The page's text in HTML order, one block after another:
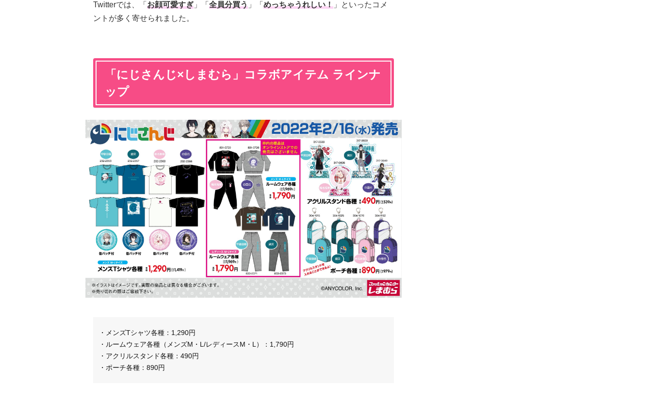
Twitterでは、「 お顔可愛すぎ 」「 全員分買う 」「 めっちゃうれしい！ 」といったコメ
ントが多く寄せられました。
「にじさんじ×しまむら」コラボアイテム ラインナ
ップ
・メンズTシャツ各種：1,290円
・ルームウェア各種（メンズM・L/レディースM・L）：1,790円
・アクリルスタンド各種：490円
・ポーチ各種：890円